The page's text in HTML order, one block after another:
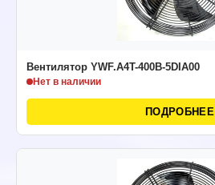
Вентилятор YWF.A4T-400В-5DIA00
Нет в наличии
ПОДРОБНЕЕ